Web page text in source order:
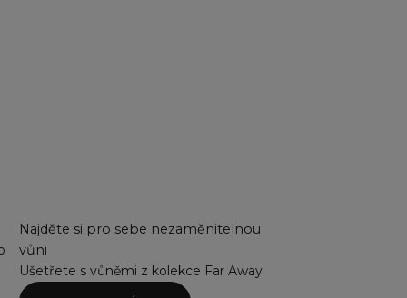
Najděte si pro sebe nezaměnitelnou
vůni
Ušetřete s vůněmi z kolekce Far Away